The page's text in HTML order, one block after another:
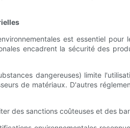
est essentiel
encadrent la sécurité des
dangereuses) limite
de matériaux. D'autres
des sanctions coûteuses et des